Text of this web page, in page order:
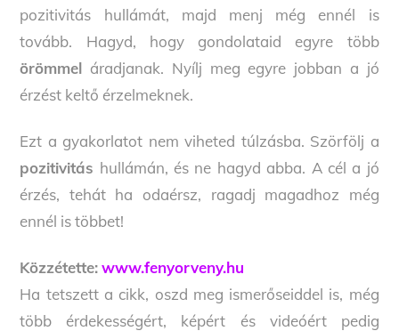
pozitivitás hullámát, majd menj még ennél is
tovább. Hagyd, hogy gondolataid egyre több
örömmel áradjanak. Nyílj meg egyre jobban a jó
érzést keltő érzelmeknek.
Ezt a gyakorlatot nem viheted túlzásba. Szörfölj a
pozitivitás hullámán, és ne hagyd abba. A cél a jó
érzés, tehát ha odaérsz, ragadj magadhoz még
ennél is többet!
Közzétette: www.fenyorveny.hu
Ha tetszett a cikk, oszd meg ismerőseiddel is, még
több érdekességért, képért és videóért pedig